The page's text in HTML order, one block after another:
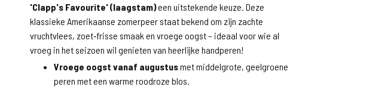
'Clapp's Favourite' (laagstam)een uitstekende keuze. Deze
klassieke Amerikaanse zomerpeer staat bekend om zijn zachte
vruchtvlees, zoet‑frisse smaak en vroege oogst – ideaal voor wie al
vroeg in het seizoen wil genieten van heerlijke handperen!
Vroege oogst vanaf augustusmet middelgrote, geelgroene
peren met een warme roodroze blos.